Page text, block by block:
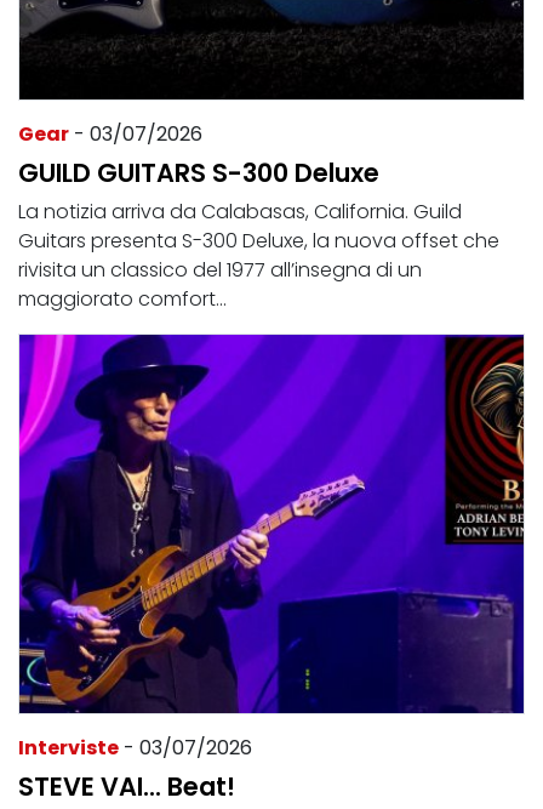
Gear - 03/07/2026
GUILD GUITARS S-300 Deluxe
La notizia arriva da Calabasas, California. Guild
Guitars presenta S-300 Deluxe, la nuova offset che
rivisita un classico del 1977 all’insegna di un
maggiorato comfort...
Interviste - 03/07/2026
STEVE VAI... Beat!